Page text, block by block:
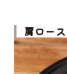
肩ロー